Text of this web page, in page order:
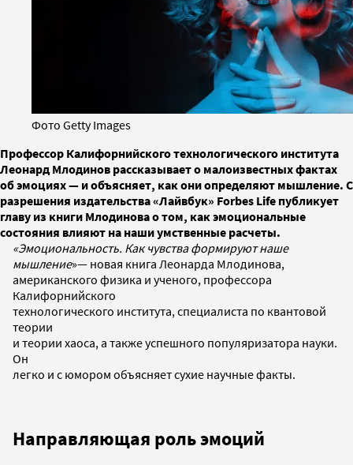
Фото Getty Images
Профессор Калифорнийского технологического института
Леонард Млодинов рассказывает о малоизвестных фактах
об эмоциях — и объясняет, как они определяют мышление. С
разрешения издательства «Лайвбук» Forbes Life публикует
главу из книги Млодинова о том, как эмоциональные
состояния влияют на наши умственные расчеты.
«Эмоциональность. Как чувства формируют наше
мышление»— новая книга Леонарда Млодинова,
американского физика и ученого, профессора
Калифорнийского
технологического института, специалиста по квантовой
теории
и теории хаоса, а также успешного популяризатора науки.
Он
легко и с юмором объясняет сухие научные факты.
Направляющая роль эмоций